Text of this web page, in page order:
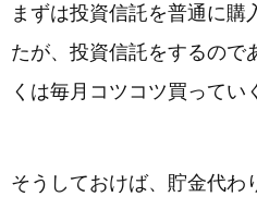
まずは投資信託を普通に購
たが、投資信託をするので
くは毎月コツコツ買ってい
そうしておけば、貯金代わ